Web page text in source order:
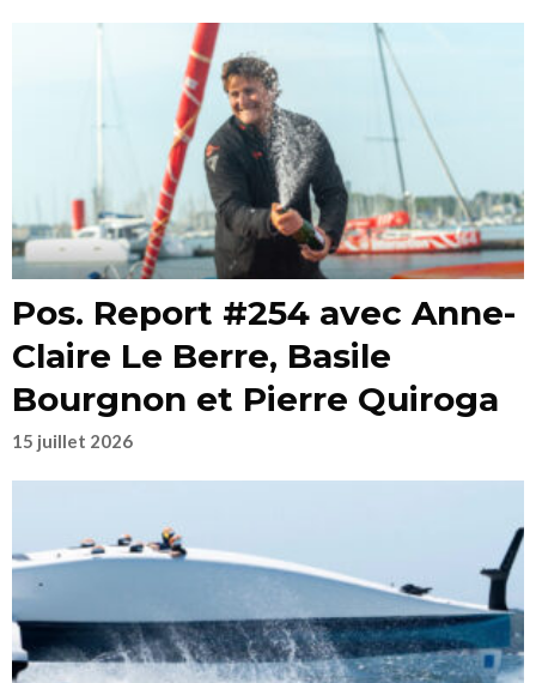
Pos. Report #254 avec Anne-
Claire Le Berre, Basile
Bourgnon et Pierre Quiroga
15 juillet 2026